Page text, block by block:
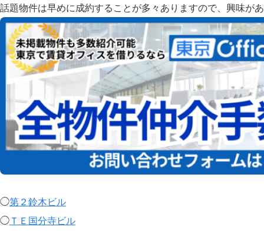
話題物件は早めに成約することが多々ありますので、興味が
◯第２鈴木ビル
◯ＴＥ国分寺ビル